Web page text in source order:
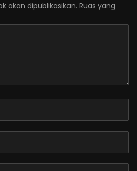
akan dipublikasikan. Ruas yang